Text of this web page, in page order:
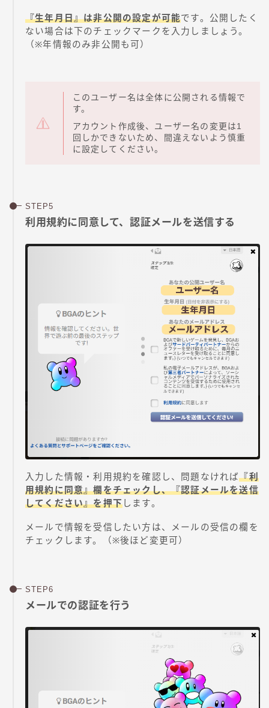
『生年月日』は非公開の設定が可能です。公開したく
ない場合は下のチェックマークを入力しましょう。
（※年情報のみ非公開も可）
このユーザー名は全体に公開される情報で
す。
アカウント作成後、ユーザー名の変更は1
回しかできないため、間違えないよう慎重
に設定してください。
利用規約に同意して、認証メールを送信する
入力した情報・利用規約を確認し、問題なければ『利
用規約に同意』欄をチェックし、『認証メールを送信
してください』を押下します。
メールで情報を受信したい方は、メールの受信の欄を
チェックします。（※後ほど変更可）
メールでの認証を行う